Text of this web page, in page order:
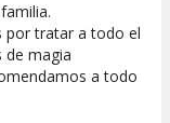
por tratar a todo el
magia
a todo